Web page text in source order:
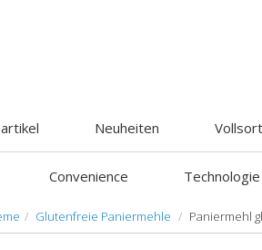
Neuheiten
Convenience Technologie
Glutenfreie Paniermehle Paniermehl